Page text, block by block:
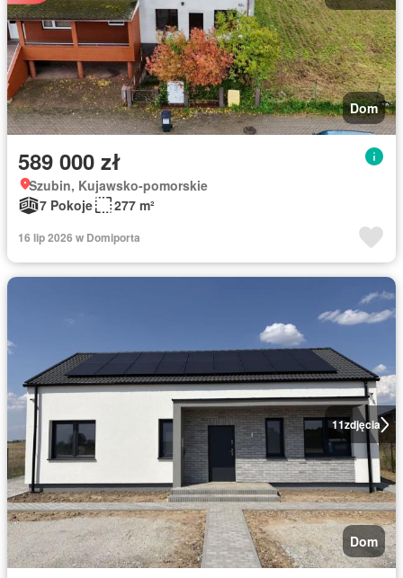
Dom
589 000 zł
Szubin, Kujawsko-pomorskie
7 Pokoje
277 m²
16 lip 2026 w Domiporta
11zdjęcia
Dom